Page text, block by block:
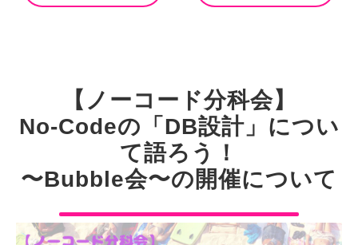
NoCodeサミット
イベント一覧
入会について
No Code サービスを動画で紹介
ノーコードコラム
【ノーコード分科会】
No-Codeの「DB設計」につい
て語ろう！
〜Bubble会〜の開催について